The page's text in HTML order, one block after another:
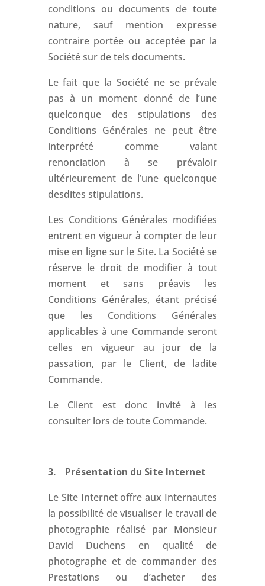
conditions ou documents de toute
nature, sauf mention expresse
contraire portée ou acceptée par la
Société sur de tels documents.
Le fait que la Société ne se prévale
pas à un moment donné de l’une
quelconque des stipulations des
Conditions Générales ne peut être
interprété comme valant
renonciation à se prévaloir
ultérieurement de l’une quelconque
desdites stipulations.
Les Conditions Générales modifiées
entrent en vigueur à compter de leur
mise en ligne sur le Site. La Société se
réserve le droit de modifier à tout
moment et sans préavis les
Conditions Générales, étant précisé
que les Conditions Générales
applicables à une Commande seront
celles en vigueur au jour de la
passation, par le Client, de ladite
Commande.
Le Client est donc invité à les
consulter lors de toute Commande.
3. Présentation du Site Internet
Le Site Internet offre aux Internautes
la possibilité de visualiser le travail de
photographie réalisé par Monsieur
David Duchens en qualité de
photographe et de commander des
Prestations ou d’acheter des